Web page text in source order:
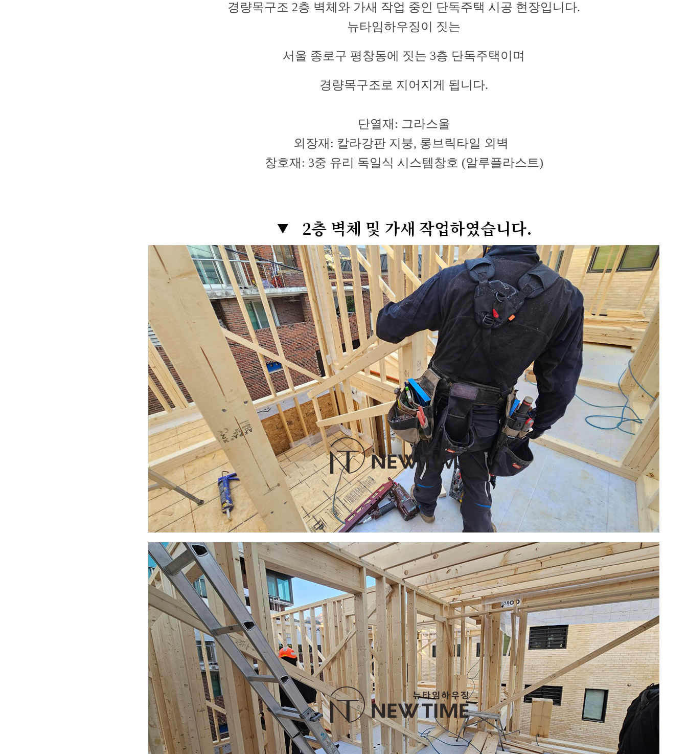
경량목구조 2층 벽체와 가새 작업 중인 단독주택 시공 현장입니다.
뉴타임하우징이 짓는
서울 종로구 평창동에 짓는 3층 단독주택이며
경량목구조로 지어지게 됩니다.
단열재: 그라스울
외장재: 칼라강판 지붕, 롱브릭타일 외벽
창호재: 3중 유리 독일식 시스템창호 (알루플라스트)